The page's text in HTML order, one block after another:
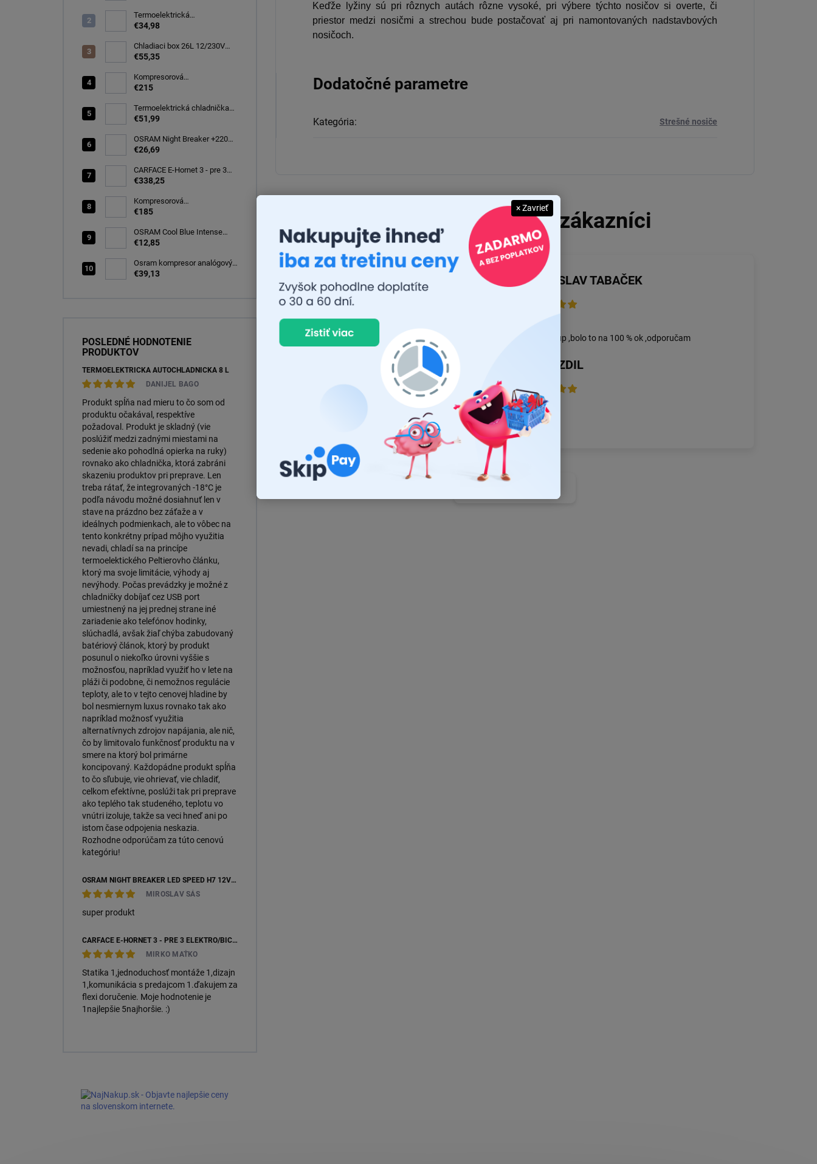
Termoelektrická
autochladnička 8 l
€34,98
Chladiaci box 26L 12/230V
autochladnička, modrá
€55,35
Kompresorová
autochladnička 40 litrov, -22C
€215
Termoelektrická chladnička
CARFACE 29 litrov -20C
€51,99
OSRAM Night Breaker +220%
H7 PX26d 12V 55W BOX
€26,69
CARFACE E-Hornet 3 - pre 3
elektro/bicykle
€338,25
Kompresorová
autochladnička 25 litrov, -20C
€185
OSRAM Cool Blue Intense
(NEXT GEN) H7 PX26d 12V
(64210CBN-2HB)
€12,85
Osram kompresor analógový
s tesniacou hmotou opravná
€39,13
POSLEDNÉ HODNOTENIE
PRODUKTOV
TERMOELEKTRICKÁ AUTOCHLADNIČKA 8 L
DANIJEL BAGO
Produkt spĺňa nad mieru to čo som od
produktu očakával, respektíve
požadoval. Produkt je skladný (vie
poslúžiť medzi zadnými miestami na
sedenie ako pohodlná opierka na ruky)
rovnako ako chladnička, ktorá zabráni
skazeniu produktov pri preprave. Len
treba rátať, že integrovaných -18°C je
podľa návodu možné dosiahnuť len v
stave na prázdno bez záťaže a v
ideálnych podmienkach, ale to vôbec na
tento konkrétny prípad môjho využitia
nevadi, chladí sa na princípe
termoelektického Peltierovho článku,
ktorý ma svoje limitácie, výhody aj
nevýhody. Počas prevádzky je možné z
chladničky dobíjať cez USB port
umiestnený na jej prednej strane iné
zariadenie ako telefónov hodinky,
slúchadlá, avšak žiaľ chýba zabudovaný
batériový článok, ktorý by produkt
posunul o niekoľko úrovni vyššie s
možnosťou, napríklad využiť ho v lete na
pláži či podobne, či nemožnos regulácie
teploty, ale to v tejto cenovej hladine by
bol nesmiernym luxus rovnako tak ako
napríklad možnosť využitia
alternatívnych zdrojov napájania, ale nič,
čo by limitovalo funkčnosť produktu na v
smere na ktorý bol primárne
koncipovaný. Každopádne produkt spĺňa
to čo sľubuje, vie ohrievať, vie chladiť,
celkom efektívne, poslúži tak pri preprave
ako teplého tak studeného, teplotu vo
vnútri izoluje, takže sa veci hneď ani po
istom čase odpojenia neskazia.
Rozhodne odporúčam za túto cenovú
kategóriu!
OSRAM NIGHT BREAKER LED SPEED H7 12V 16W 6000K +450 % (64210DWNBSP450-2HB) – 2KS, ECOPACK
MIROSLAV SÁS
super produkt
CARFACE E-HORNET 3 - PRE 3 ELEKTRO/BICYKLE
MIRKO MAŤKO
Statika 1,jednoduchosť montáže 1,dizajn
1,komunikácia s predajcom 1.ďakujem za
flexi doručenie. Moje hodnotenie je
1najlepšie 5najhoršie. :)
Keďže lyžiny sú pri rôznych autách rôzne vysoké, pri výbere týchto nosičov si overte, či
priestor medzi nosičmi a strechou bude postačovať aj pri namontovaných nadstavbových
nosičoch.
Dodatočné parametre
Kategória: Strešné nosiče
JUDR. EMÍLIA MUŠKOVÁ
26.7.2026
Rýchlosť dodania a zatiaľ funkčný tovar.
RASTISLAV TABAČEK
Prvý nákup ,bolo to na 100 % ok ,odporučam
JÁN BZDIL
14.7.2026
Super vec
× Zavrieť